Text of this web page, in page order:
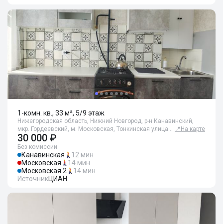
1-комн. кв., 33 м², 5/9 этаж
Нижегородская область, Нижний Новгород, р-н Канавинский,
мкр. Гордеевский, м. Московская, Тонкинская улица… 📍 На карте
30 000 ₽
Без комиссии
Канавинская
12 мин
Московская
14 мин
Московская 2
14 мин
ИсточникЦИАН